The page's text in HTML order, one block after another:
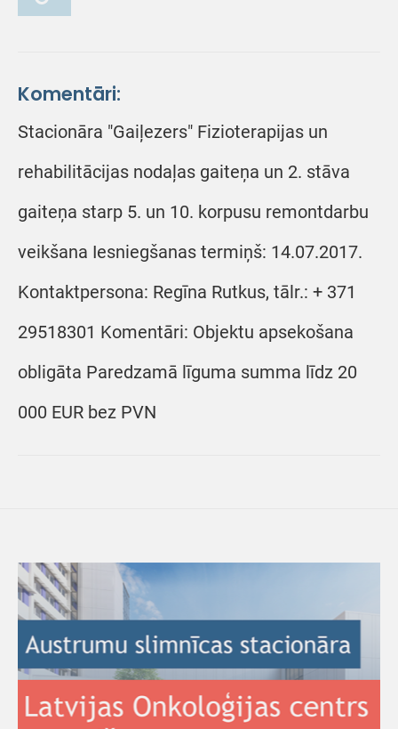
Komentāri:
Stacionāra "Gaiļezers" Fizioterapijas un
rehabilitācijas nodaļas gaiteņa un 2. stāva
gaiteņa starp 5. un 10. korpusu remontdarbu
veikšana Iesniegšanas termiņš: 14.07.2017.
Kontaktpersona: Regīna Rutkus, tālr.: + 371
29518301 Komentāri: Objektu apsekošana
obligāta Paredzamā līguma summa līdz 20
000 EUR bez PVN